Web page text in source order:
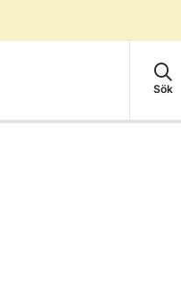
Sök